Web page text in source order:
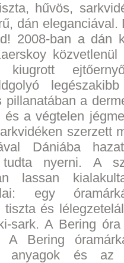
hűvös,
dán eleganciával.
2008-ban a dán
kiugrott
pillanatában a
a végtelen
szerzett
Dániába
nyerni. A
lassan
egy
tiszta és
sark. A Bering óra
A Bering
anyagok és az